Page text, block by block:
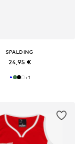
SPALDING
24,95 €
+1